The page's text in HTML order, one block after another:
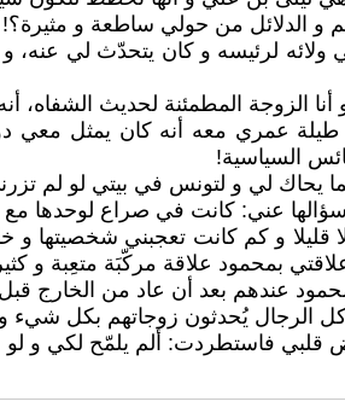
و الدلائل من حولي ساطعة و مثيرة؟!
ولائه لرئيسه و كان يتحدّث لي عنه، و
الزوجة المطمئنة لحديث الشفاه،
عمري معه أنه كان يمثل معي
السياسية!
يحاك لي و لتونس في بيتي لو لم
عني: كانت في صراع لوحدها مع
قليلا و كم كانت تعجبني شخصيتها و
بمحمود علاقة مركّبَة متعِبة و
عندهم بعد أن عاد من الخارج
الرجال يُحدثون زوجاتهم بكل شيء
قلبي فاستطردت: ألم يلمّح لكي و لو